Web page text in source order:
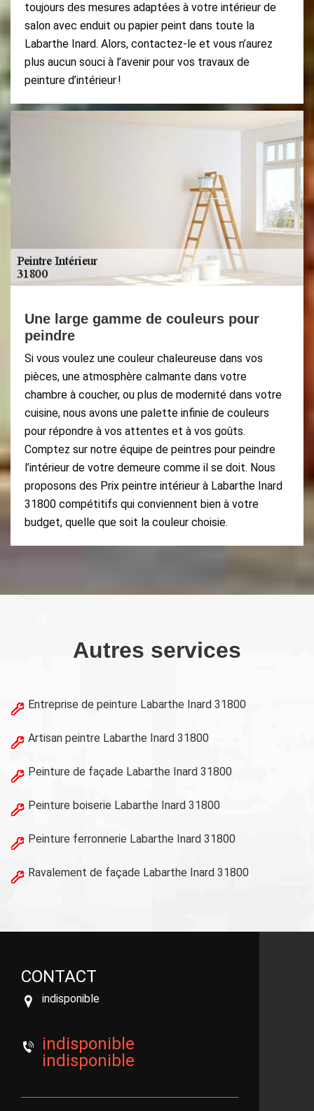
toujours des mesures adaptées à votre intérieur de
salon avec enduit ou papier peint dans toute la
Labarthe Inard. Alors, contactez-le et vous n’aurez
plus aucun souci à l’avenir pour vos travaux de
peinture d’intérieur !
Une large gamme de couleurs pour
peindre
Si vous voulez une couleur chaleureuse dans vos
pièces, une atmosphère calmante dans votre
chambre à coucher, ou plus de modernité dans votre
cuisine, nous avons une palette infinie de couleurs
pour répondre à vos attentes et à vos goûts.
Comptez sur notre équipe de peintres pour peindre
l’intérieur de votre demeure comme il se doit. Nous
proposons des Prix peintre intérieur à Labarthe Inard
31800 compétitifs qui conviennent bien à votre
budget, quelle que soit la couleur choisie.
Autres services
Entreprise de peinture Labarthe Inard 31800
Artisan peintre Labarthe Inard 31800
Peinture de façade Labarthe Inard 31800
Peinture boiserie Labarthe Inard 31800
Peinture ferronnerie Labarthe Inard 31800
Ravalement de façade Labarthe Inard 31800
CONTACT
indisponible
indisponible
indisponible